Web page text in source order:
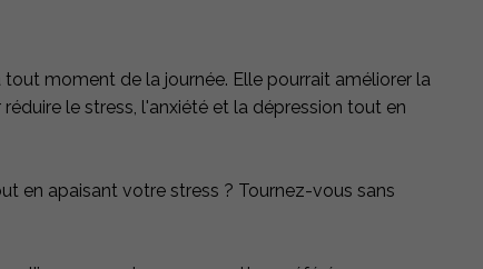
moment de la journée. Elle pourrait améliorer la
le stress, l'anxiété et la dépression tout en
en apaisant votre stress ? Tournez-vous sans